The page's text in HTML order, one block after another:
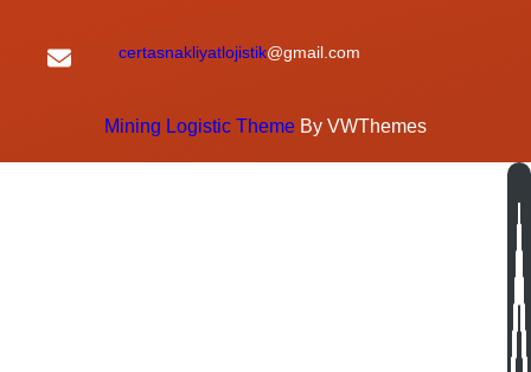
certasnakliyatlojistik@gmail.com
Mining Logistic Theme By VWThemes